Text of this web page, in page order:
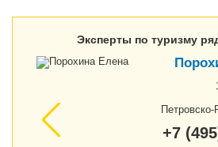
Эксперты по туризму
+7